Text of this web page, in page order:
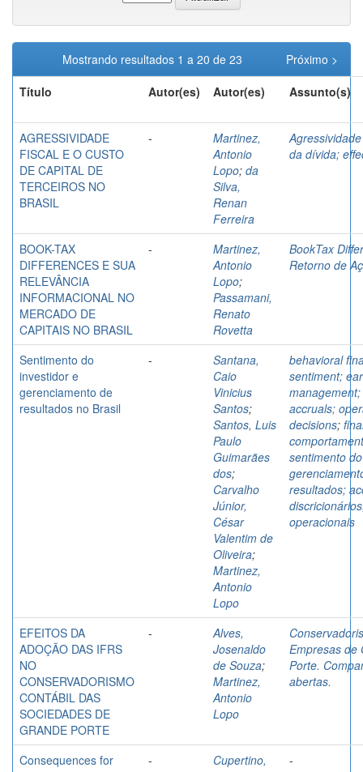
Mostrando resultados 1 a 20 de 23
Próximo >
Título
Autor(es) Autor(es) Assunto(s)
AGRESSIVIDADE
FISCAL E O CUSTO
DE CAPITAL DE
TERCEIROS NO
BRASIL
-
Martinez,
Antonio
Lopo; da
Silva,
Renan
Ferreira
da dívida;
BOOK-TAX
DIFFERENCES E SUA
RELEVÂNCIA
INFORMACIONAL NO
MERCADO DE
CAPITAIS NO BRASIL
-
Martinez,
Antonio
Lopo;
Passamani,
Renato
Rovetta
BookTax
Retorno de
Sentimento do
investidor e
gerenciamento de
resultados no Brasil
-
Santana,
Caio
Vinicius
Santos;
Santos, Luis
Paulo
Guimarães
dos;
Carvalho
Júnior,
César
Valentim de
Oliveira;
Martinez,
Antonio
Lopo
behavioral
sentiment;
accruals;
decisions;
sentimento
resultados;
operacionais
EFEITOS DA
ADOÇÃO DAS IFRS
NO
CONSERVADORISMO
CONTÁBIL DAS
SOCIEDADES DE
GRANDE PORTE
-
Alves,
Josenaldo
de Souza;
Martinez,
Antonio
Lopo
Empresas de
Porte.
abertas.
Consequences for
-
Cupertino,
-